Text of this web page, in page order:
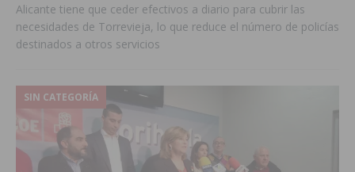
Alicante tiene que ceder efectivos a diario para cubrir las
necesidades de Torrevieja, lo que reduce el número de policías
destinados a otros servicios
SIN CATEGORÍA